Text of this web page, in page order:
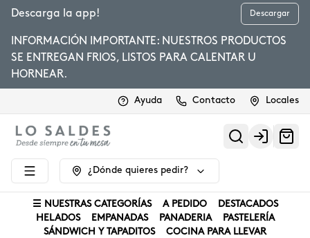
Descarga la app! Descargar
INFORMACIÓN IMPORTANTE: NUESTROS PRODUCTOS
SE ENTREGAN FRIOS, LISTOS PARA CALENTAR U
HORNEAR.
Ayuda Contacto Locales
Login
¿Dónde quieres pedir?
☰ NUESTRAS CATEGORÍAS A PEDIDO
DESTACADOS
HELADOS
EMPANADAS PANADERIA
PASTELERÍA
SÁNDWICH Y TAPADITOS
COCINA PARA LLEVAR